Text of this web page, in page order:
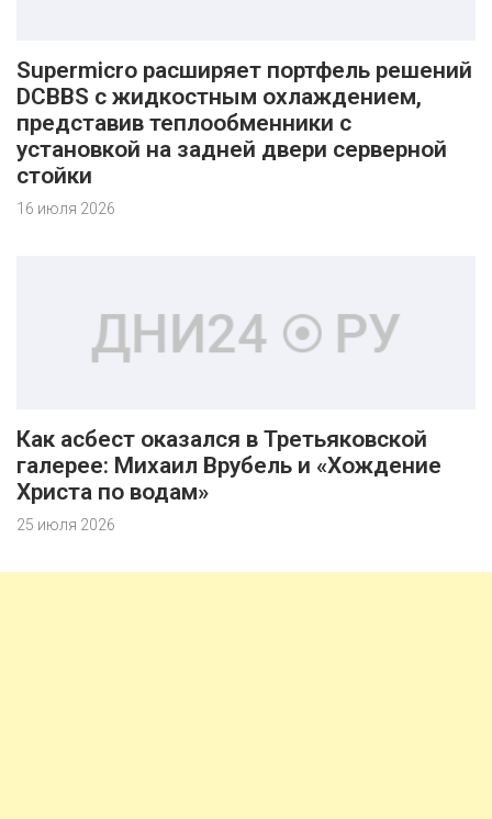
Supermicro расширяет портфель решений
DCBBS с жидкостным охлаждением,
представив теплообменники с
установкой на задней двери серверной
стойки
16 июля 2026
Как асбест оказался в Третьяковской
галерее: Михаил Врубель и «Хождение
Христа по водам»
25 июля 2026